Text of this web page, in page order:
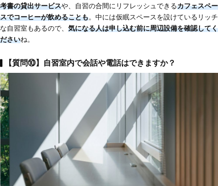
考書の貸出サービスや、自習の合間にリフレッシュできるカフェスペー
スでコーヒーが飲めることも。中には仮眠スペースを設けているリッチ
な自習室もあるので、 気になる人は申し込む前に周辺設備を確認してく
ださいね。
【質問⑩】自習室内で会話や電話はできますか？